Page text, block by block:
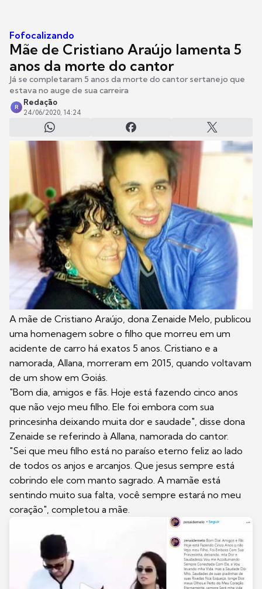
Fofocalizando
Mãe de Cristiano Araújo lamenta 5
anos da morte do cantor
Já se completaram 5 anos da morte do cantor sertanejo que
estava no auge de sua carreira
R
Redação
24/06/2020, 14:24
A mãe de Cristiano Araújo, dona Zenaide Melo, publicou
uma homenagem sobre o filho que morreu em um
acidente de carro há exatos 5 anos. Cristiano e a
namorada, Allana, morreram em 2015, quando voltavam
de um show em Goiás.
"Bom dia, amigos e fãs. Hoje está fazendo cinco anos
que não vejo meu filho. Ele foi embora com sua
princesinha deixando muita dor e saudade", disse dona
Zenaide se referindo à Allana, namorada do cantor.
"Sei que meu filho está no paraíso eterno feliz ao lado
de todos os anjos e arcanjos. Que jesus sempre está
cobrindo ele com manto sagrado. A mamãe está
sentindo muito sua falta, você sempre estará no meu
coração", completou a mãe.